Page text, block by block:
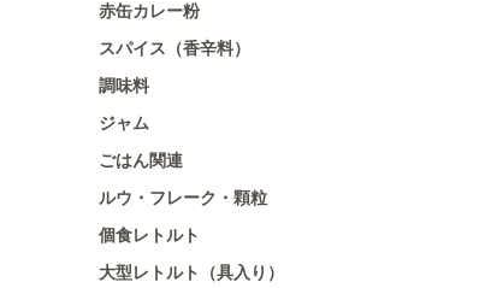
赤缶カレー粉
スパイス（香辛料）
調味料
ジャム
ごはん関連
ルウ・フレーク・顆粒
個食レトルト
大型レトルト（具入り）